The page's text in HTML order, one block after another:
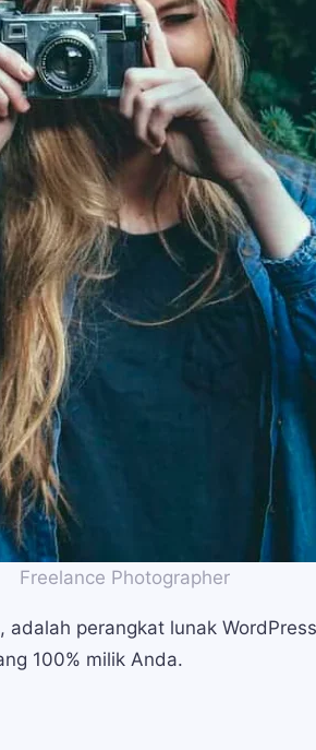
Freelance Photographer
perangkat lunak
100% milik Anda.